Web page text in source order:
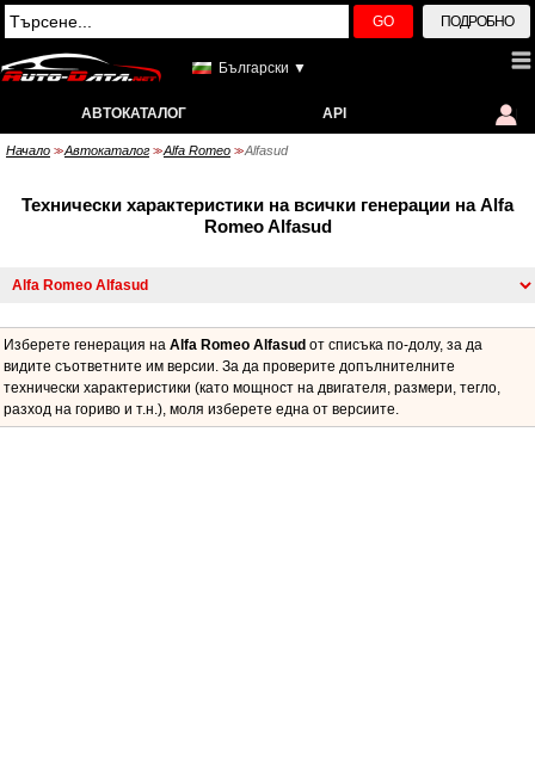
GO ПОДРОБНО
Български ▼
АВТОКАТАЛОГ API
Начало >> Автокаталог >> Alfa Romeo >> Alfasud
Технически характеристики на всички генерации на Alfa
Romeo Alfasud
Изберете генерация на Alfa Romeo Alfasud от списъка по-долу, за да
видите съответните им версии. За да проверите допълнителните
технически характеристики (като мощност на двигателя, размери, тегло,
разход на гориво и т.н.), моля изберете една от версиите.